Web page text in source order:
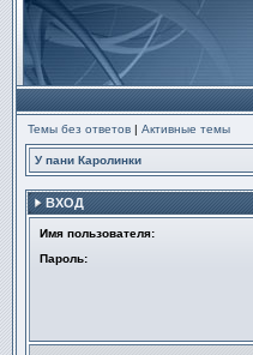
Темы без ответов | Активные темы
У пани Каролинки
ВХОД
Имя пользователя:
Пароль: